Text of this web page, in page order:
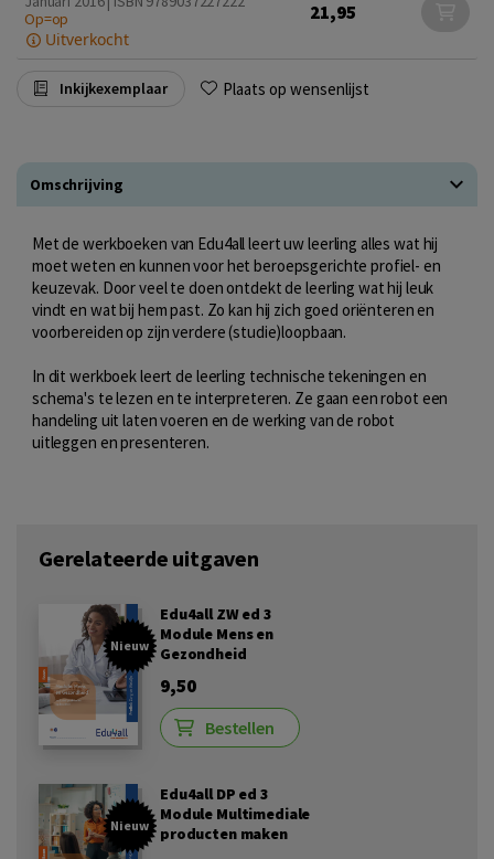
Op=op
Uitverkocht
21,95
Inkijkexemplaar Plaats op wensenlijst
Omschrijving
Met de werkboeken van Edu4all leert uw leerling alles wat hij
moet weten en kunnen voor het beroepsgerichte profiel- en
keuzevak. Door veel te doen ontdekt de leerling wat hij leuk
vindt en wat bij hem past. Zo kan hij zich goed oriënteren en
voorbereiden op zijn verdere (studie)loopbaan.
In dit werkboek leert de leerling technische tekeningen en
schema's te lezen en te interpreteren. Ze gaan een robot een
handeling uit laten voeren en de werking van de robot
uitleggen en presenteren.
Gerelateerde uitgaven
Nieuw
Edu4all ZW ed 3
Module Mens en
Gezondheid
9,50
Bestellen
Nieuw
Edu4all DP ed 3
Module Multimediale
producten maken